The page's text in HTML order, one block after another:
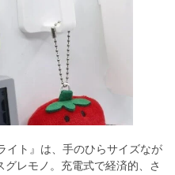
イト』は、手のひらサイズなが
レモノ。充電式で経済的、さ